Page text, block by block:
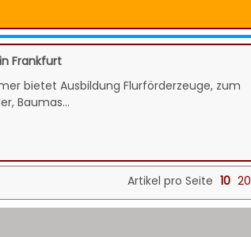
Frankfurt
bietet Ausbildung Flurförderzeuge, zum
Baumas...
Artikel pro Seite 10 20